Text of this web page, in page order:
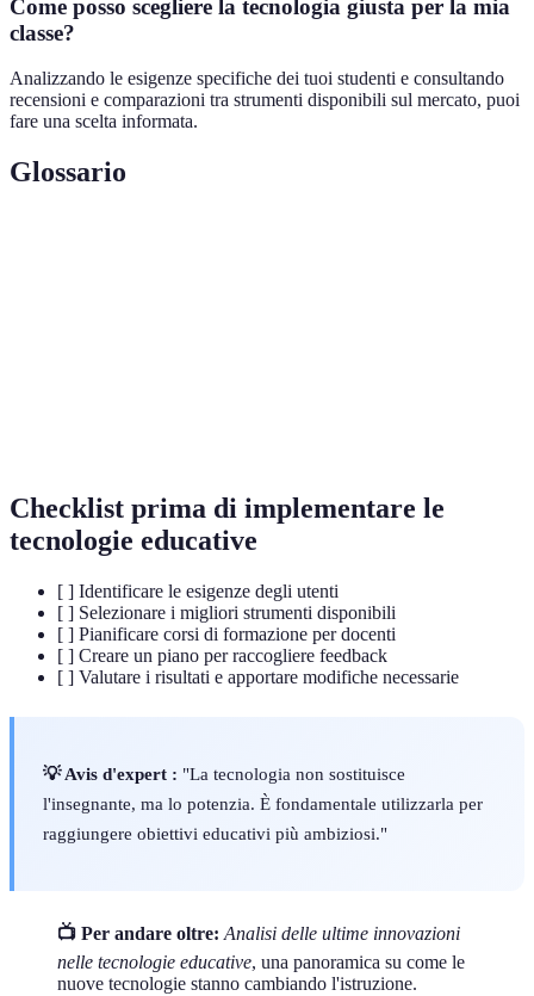
Come posso scegliere la tecnologia giusta per la mia
classe?
Analizzando le esigenze specifiche dei tuoi studenti e consultando
recensioni e comparazioni tra strumenti disponibili sul mercato, puoi
fare una scelta informata.
Glossario
Checklist prima di implementare le
tecnologie educative
[ ] Identificare le esigenze degli utenti
[ ] Selezionare i migliori strumenti disponibili
[ ] Pianificare corsi di formazione per docenti
[ ] Creare un piano per raccogliere feedback
[ ] Valutare i risultati e apportare modifiche necessarie
💡 Avis d'expert : "La tecnologia non sostituisce
l'insegnante, ma lo potenzia. È fondamentale utilizzarla per
raggiungere obiettivi educativi più ambiziosi."
📺 Per andare oltre: Analisi delle ultime innovazioni
nelle tecnologie educative, una panoramica su come le
nuove tecnologie stanno cambiando l'istruzione.